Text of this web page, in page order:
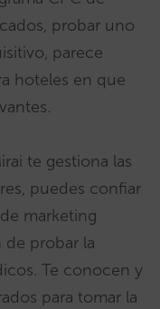
probar uno
parece
hoteles en que
te gestiona las
puedes confiar
marketing
de probar la
Te conocen y
para tomar la